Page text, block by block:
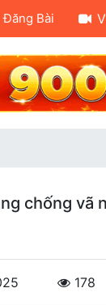
Đăng Bài
chống vã
178